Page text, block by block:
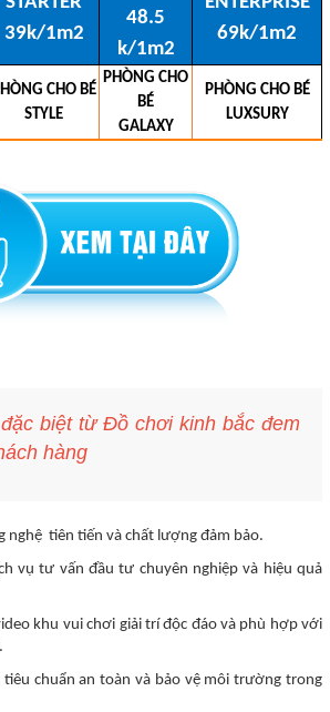
39k/1m2
48.5
k/1m2
69k/1m2
CHO BÉ
STYLE
PHÒNG CHO
BÉ
GALAXY
PHÒNG CHO BÉ
LUXSURY
biệt từ Đồ chơi kinh bắc đem
hàng
nghệ tiên tiến và chất lượng đảm bảo.
vụ tư vấn đầu tư chuyên nghiệp và hiệu quả
khu vui chơi giải trí độc đáo và phù hợp với
tiêu chuẩn an toàn và bảo vệ môi trường trong